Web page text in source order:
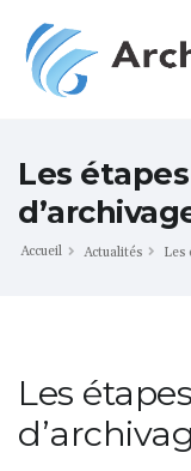
Les
Accueil Actualités Les
Les